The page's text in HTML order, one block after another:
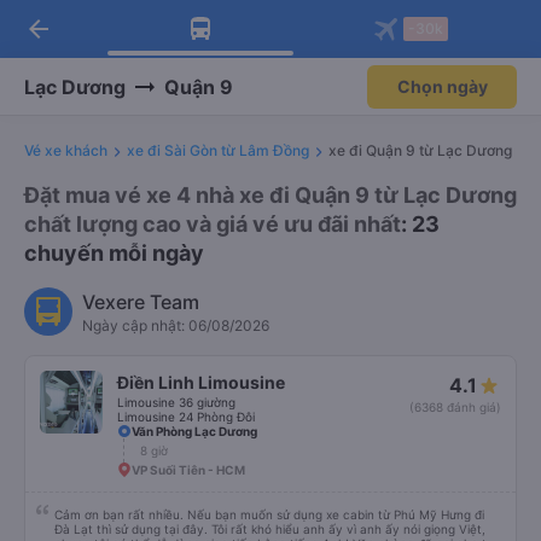
Tải app Vexere ngay!
Nhận ưu đãi thành viên độc
Mở app
Tải app Vexere
-30k/ghế khi đặt vé máy bay qua
Mở app
arrow_back
Lạc Dương Quận 9 Chọn ngày
Vé xe khách xe đi Sài Gòn từ Lâm Đồng xe đi Quận 9 từ Lạc Dương
Đặt mua vé xe 4 nhà xe đi Quận 9 từ Lạc Dương
chất lượng cao và giá vé ưu đãi nhất: 23
chuyến mỗi ngày
Vexere Team
Ngày cập nhật: 06/08/2026
Điền Linh Limousine
Limousine 36 giường
Limousine 24 Phòng Đôi
4.1
(6368 đánh giá)
Văn Phòng Lạc Dương
8 giờ
VP Suối Tiên - HCM
Cảm ơn bạn rất nhiều. Nếu bạn muốn sử dụng xe cabin từ Phú Mỹ Hưng đi
Đà Lạt thì sử dụng tại đây. Tôi rất khó hiểu anh ấy vì anh ấy nói giọng Việt,